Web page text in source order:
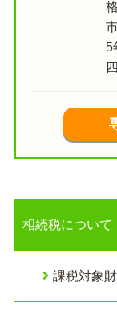
5
相続税について
課税対象